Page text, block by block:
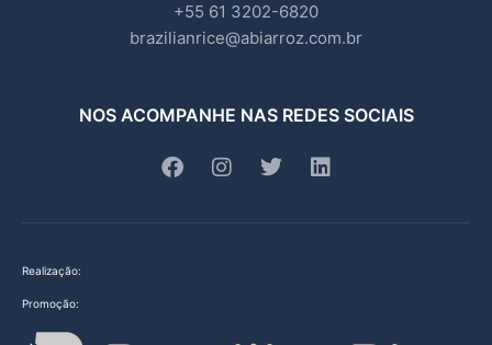
+55 61 3202-6820
brazilianrice@abiarroz.com.br
NOS ACOMPANHE NAS REDES SOCIAIS
Realização:
Promoção: